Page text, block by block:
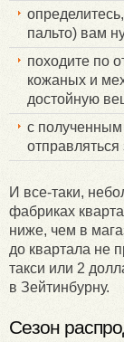
пальто) вам
походите по
кожаных и
достойную
с
И все-таки,
фабриках
ниже, чем в
до квартала не
такси или 2
в Зейтинбурну.
Сезон